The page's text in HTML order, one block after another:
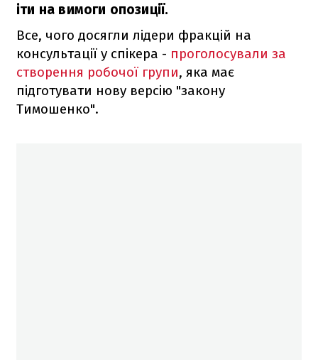
іти на вимоги опозиції.
Все, чого досягли лідери фракцій на
консультації у спікера - проголосували за
створення робочої групи, яка має
підготувати нову версію "закону
Тимошенко".